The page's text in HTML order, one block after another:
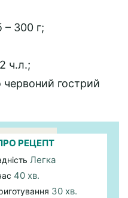
– 300 г;
ч.л.;
гострий
РЕЦЕПТ
Легка
40 хв.
30 хв.